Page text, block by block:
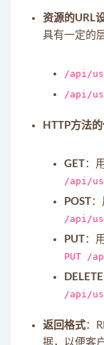
资源的URL
具有一定的
/api/
/api/
HTTP方法
GET：
/api/
POST
/api/
PUT：
PUT /
DELETE
/api/
返回格式：
据，以便客